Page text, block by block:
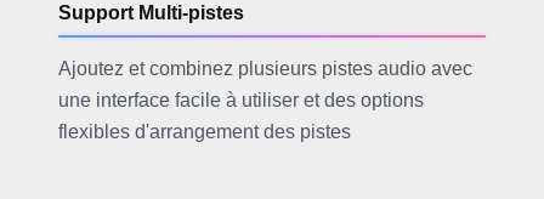
Support Multi-pistes
Ajoutez et combinez plusieurs pistes audio avec
une interface facile à utiliser et des options
flexibles d'arrangement des pistes